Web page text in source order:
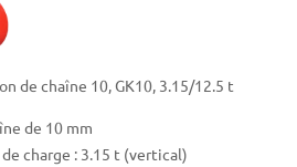
de chaîne 10, GK10, 3.15/12.5 t
de 10 mm
charge : 3.15 t (vertical)